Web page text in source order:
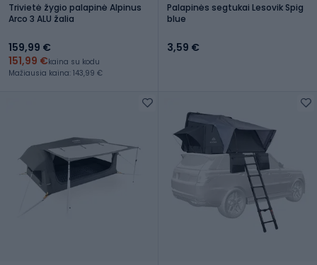
Trivietė žygio palapinė Alpinus
Arco 3 ALU žalia
159,99 €
151,99 €kaina su kodu
Mažiausia kaina: 143,99 €
Palapinės segtukai Lesovik Spig
blue
3,59 €